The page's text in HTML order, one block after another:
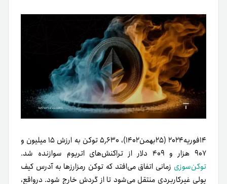
۱۴فوریه۲۰۲۴ (۲۵بهمن۱۴۰۲)، ۵٫۶۳۰ توکن به ارزش ۱۵ میلیون و
۹۰۷ هزار و ۴۰۹ دلار از تراکنش‌های اتریوم سوازنده شد.
توکن‌سوزی زمانی اتفاق می‌افتد که توکن رمزارزها به آدرس کیف
پولی غیرکاربردی منتقل می‌شود تا از گردش خارج شود. درواقع،